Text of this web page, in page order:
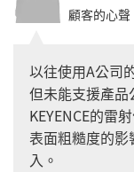
顧客的心聲
以往使用A公司
但未能支援產品
KEYENCE的雷
表面粗糙度的
入。